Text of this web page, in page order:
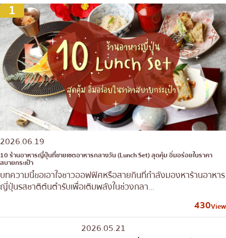
1
2026.06.19
10 ร้านอาหารญี่ปุ่นที่ขายเซตอาหารกลางวัน (Lunch Set) สุดคุ้ม อิ่มอร่อยในราคา
สบายกระเป๋า
บทความนี้ขอเอาใจชาวออฟฟิศหรือสายกินที่กำลังมองหาร้านอาหาร
ญี่ปุ่นรสชาติต้นตำรับเพื่อเติมพลังในช่วงกลา...
430View
2026.05.21